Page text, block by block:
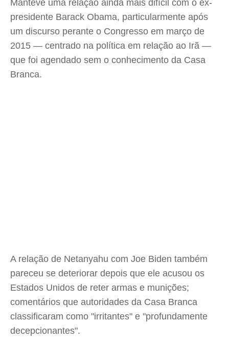
Manteve uma relação ainda mais difícil com o ex-
presidente Barack Obama, particularmente após
um discurso perante o Congresso em março de
2015 — centrado na política em relação ao Irã —
que foi agendado sem o conhecimento da Casa
Branca.
A relação de Netanyahu com Joe Biden também
pareceu se deteriorar depois que ele acusou os
Estados Unidos de reter armas e munições;
comentários que autoridades da Casa Branca
classificaram como "irritantes" e "profundamente
decepcionantes".